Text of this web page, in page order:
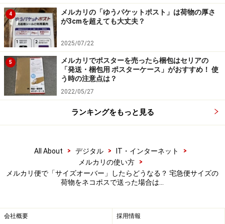
・宅急便コンパクトの専用BOXを使っていない
・宅急便コンパクトの専用BOXを再利用している
・宅急便コンパクトの専用BOXをガムテープなどで外装
を補強している
4
メルカリの「ゆうパケットポスト」は荷物の厚さ
が3cmを超えても大丈夫？
2025/07/22
5
メルカリでポスターを売ったら梱包はセリアの
「発送・梱包用 ポスターケース」がおすすめ！ 使
う時の注意点は？
2022/05/27
ランキングをもっと見る
All About > デジタル > IT・インターネット
>
メルカリの使い方
>
メルカリ便で「サイズオーバー」したらどうなる？ 宅急便サイズの
荷物をネコポスで送った場合は…
会社概要 採用情報